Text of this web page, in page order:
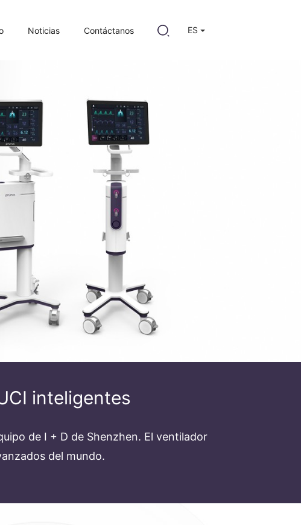
Noticias Contáctanos ES
inteligentes
de I + D de Shenzhen. El ventilador
del mundo.